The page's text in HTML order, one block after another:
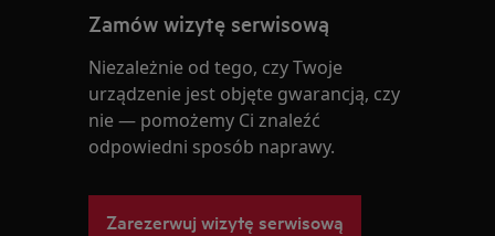
Zamów wizytę serwisową
Niezależnie od tego, czy Twoje
urządzenie jest objęte gwarancją, czy
nie — pomożemy Ci znaleźć
odpowiedni sposób naprawy.
Zarezerwuj wizytę serwisową